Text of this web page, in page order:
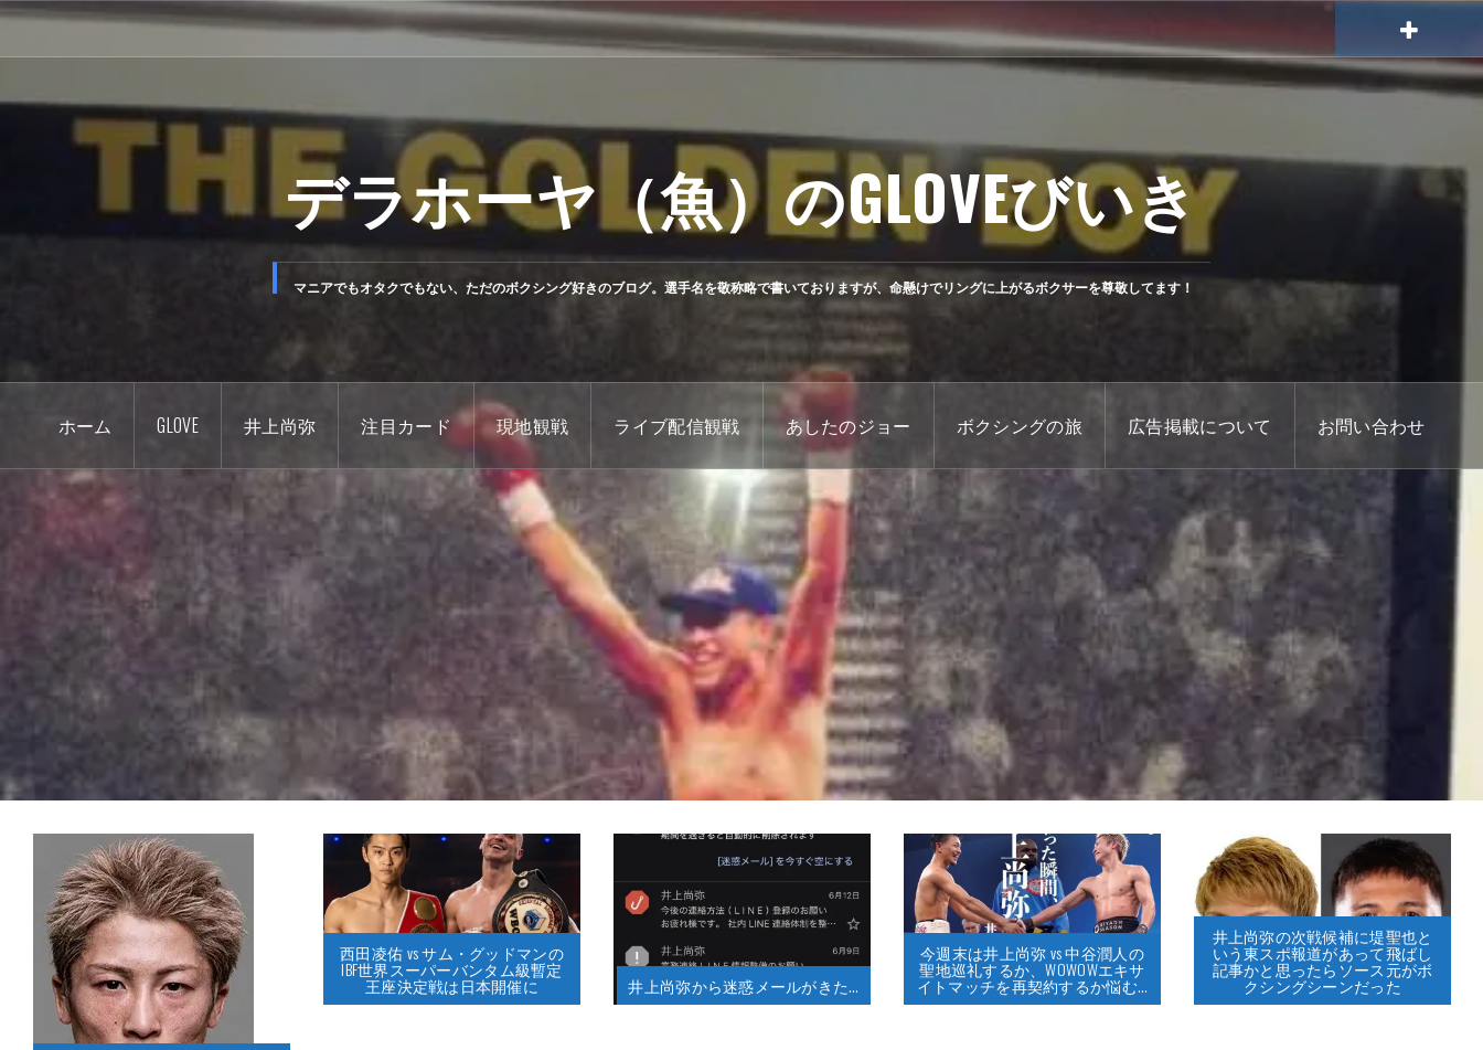
コ
ン
デラホーヤ（魚）のGLOVEびいき
マニアでもオタクでもない、ただのボクシング好きのブログ。選手名を敬称略で書いておりますが、命懸けでリングに上がるボクサーを尊敬してます！
ホーム GLOVE 井上尚弥 注目カード 現地観戦 ライブ配信観戦 あしたのジョー ボクシングの旅 広告掲載について お問い合わせ
西田凌佑 vs サム・グッドマンの
IBF世界スーパーバンタム級暫定
王座決定戦は日本開催に 井上尚弥から迷惑メールがきた…
今週末は井上尚弥 vs 中谷潤人の
聖地巡礼するか、WOWOWエキサ
イトマッチを再契約するか悩む…
井上尚弥の次戦候補に堤聖也と
いう東スポ報道があって飛ばし
記事かと思ったらソース元がボ
クシングシーンだった